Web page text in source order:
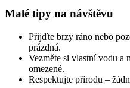
Malé tipy na návštěvu
Přijďte brzy ráno nebo
prázdná.
Vezměte si vlastní vodu a
omezené.
Respektujte přírodu –